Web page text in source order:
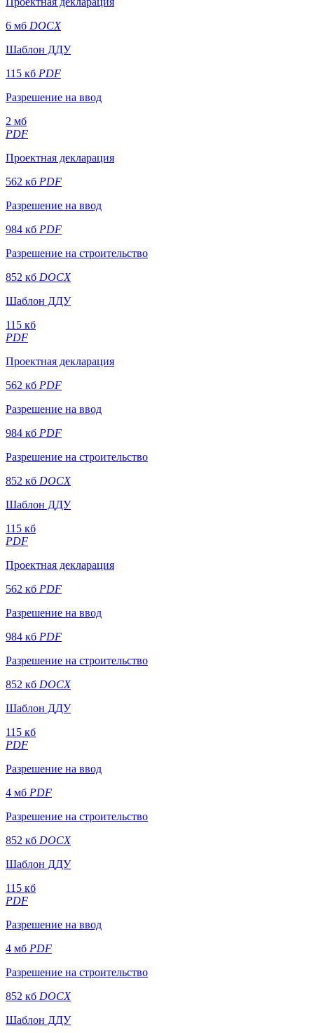
6 мб DOCX
Шаблон ДДУ
115 кб PDF
Разрешение на ввод
2 мб
PDF
Проектная декларация
562 кб PDF
Разрешение на ввод
984 кб PDF
Разрешение на строительство
852 кб DOCX
Шаблон ДДУ
115 кб
PDF
Проектная декларация
562 кб PDF
Разрешение на ввод
984 кб PDF
Разрешение на строительство
852 кб DOCX
Шаблон ДДУ
115 кб
PDF
Проектная декларация
562 кб PDF
Разрешение на ввод
984 кб PDF
Разрешение на строительство
852 кб DOCX
Шаблон ДДУ
115 кб
PDF
Разрешение на ввод
4 мб PDF
Разрешение на строительство
852 кб DOCX
Шаблон ДДУ
115 кб
PDF
Разрешение на ввод
4 мб PDF
Разрешение на строительство
852 кб DOCX
Шаблон ДДУ